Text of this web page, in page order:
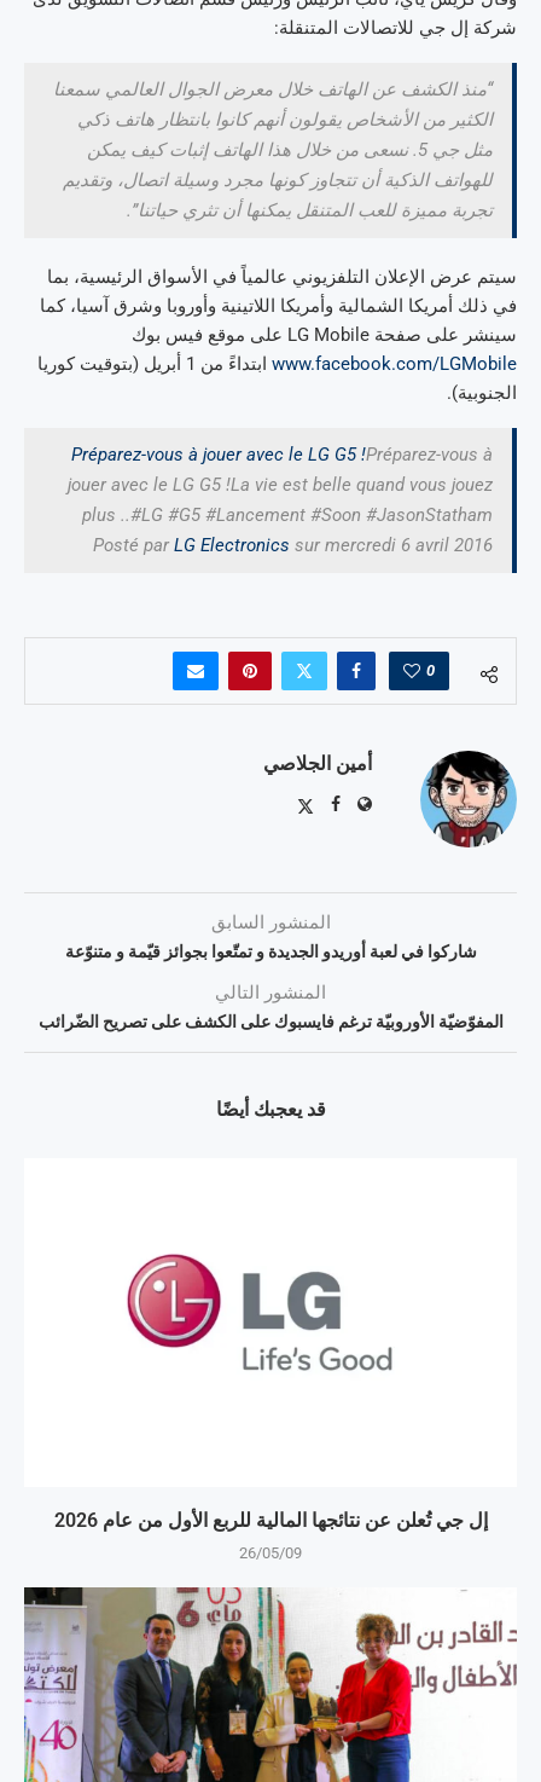
شركة إل جي للاتصالات المتنقلة:
“منذ الكشف عن الهاتف خلال معرض الجوال العالمي سمعنا
الكثير من الأشخاص يقولون أنهم كانوا بانتظار هاتف ذكي
مثل جي 5. نسعى من خلال هذا الهاتف إثبات كيف يمكن
للهواتف الذكية أن تتجاوز كونها مجرد وسيلة اتصال، وتقديم
تجربة مميزة للعب المتنقل يمكنها أن تثري حياتنا”.
سيتم عرض الإعلان التلفزيوني عالمياً في الأسواق الرئيسية، بما
في ذلك أمريكا الشمالية وأمريكا اللاتينية وأوروبا وشرق آسيا، كما
سينشر على صفحة LG Mobile على موقع فيس بوك
www.facebook.com/LGMobile
ابتداءً من 1 أبريل (بتوقيت كوريا
الجنوبية).
Préparez-vous à jouer avec le LG G5 !Préparez-vous à
jouer avec le LG G5 !La vie est belle quand vous jouez
plus ..#LG #G5 #Lancement #Soon #JasonStatham
Posté par LG Electronics sur mercredi 6 avril 2016
0
أمين الجلاصي
المنشور السابق
شاركوا في لعبة أوريدو الجديدة و تمتّعوا بجوائز قيّمة و متنوّعة
المنشور التالي
المفوّضيّة الأوروبيّة ترغم فايسبوك على الكشف على تصريح الضّرائب
قد يعجبك أيضًا
إل جي تُعلن عن نتائجها المالية للربع الأول من عام 2026
26/05/09